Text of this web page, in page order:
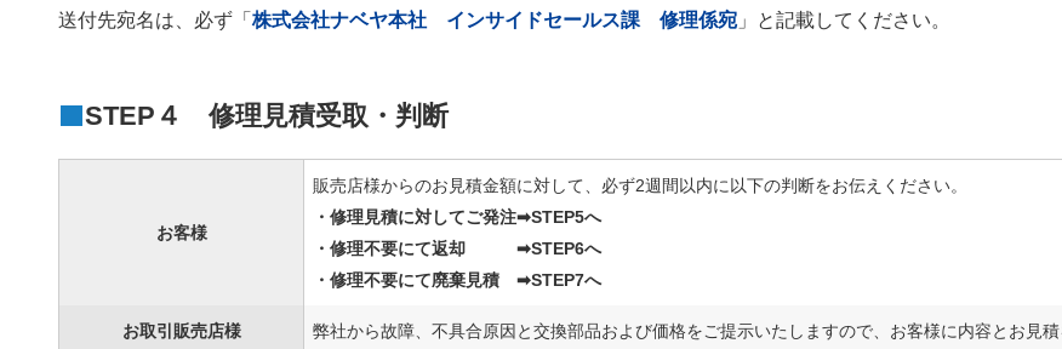
送付先宛名は、必ず「株式会社ナベヤ本社 インサイドセールス課 修理係宛」と記載してください。
STEP４ 修理見積受取・判断
お客様
販売店様からのお見積金額に対して、必ず2週間以内に以下の判断をお伝えください。
・修理見積に対してご発注➡STEP5へ
・修理不要にて返却 ➡STEP6へ
・修理不要にて廃棄見積 ➡STEP7へ
お取引販売店様 弊社から故障、不具合原因と交換部品および価格をご提示いたしますので、お客様に内容とお見積